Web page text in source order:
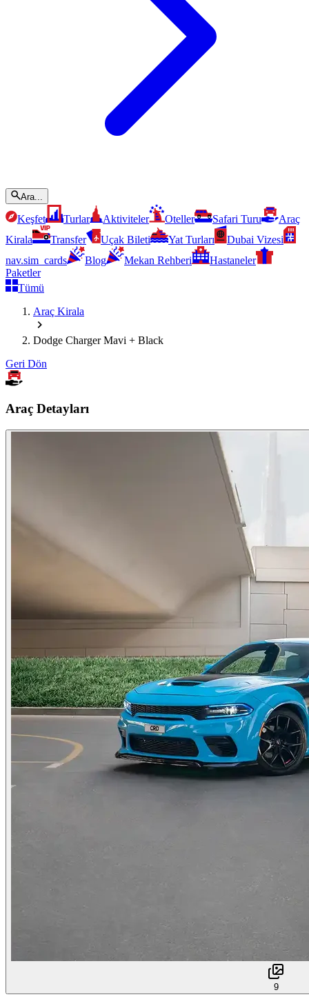
Ara...
Keşfet Turlar Aktiviteler Oteller Safari Turu
Araç
Kirala
Transfer Uçak Bileti Yat Turları
Dubai Vizesi
nav.sim_cards
Blog Mekan Rehberi
Hastaneler
Paketler
Tümü
Araç Kirala
Dodge Charger Mavi + Black
Geri Dön
Araç Detayları
9